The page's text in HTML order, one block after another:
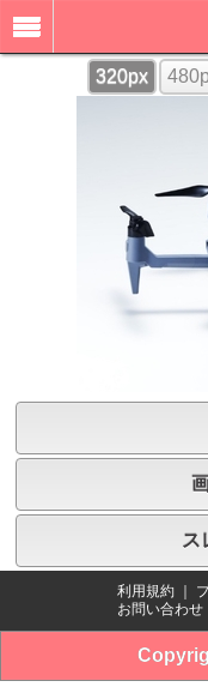
320px
ス
利用規約
お問い合わせ